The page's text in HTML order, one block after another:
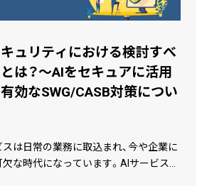
ュリティにおける検討すべ
は？～AIをセキュアに活用
効なSWG/CASB対策につい
は日常の業務に取込まれ、今や企業に
な時代になっています。AIサービスの